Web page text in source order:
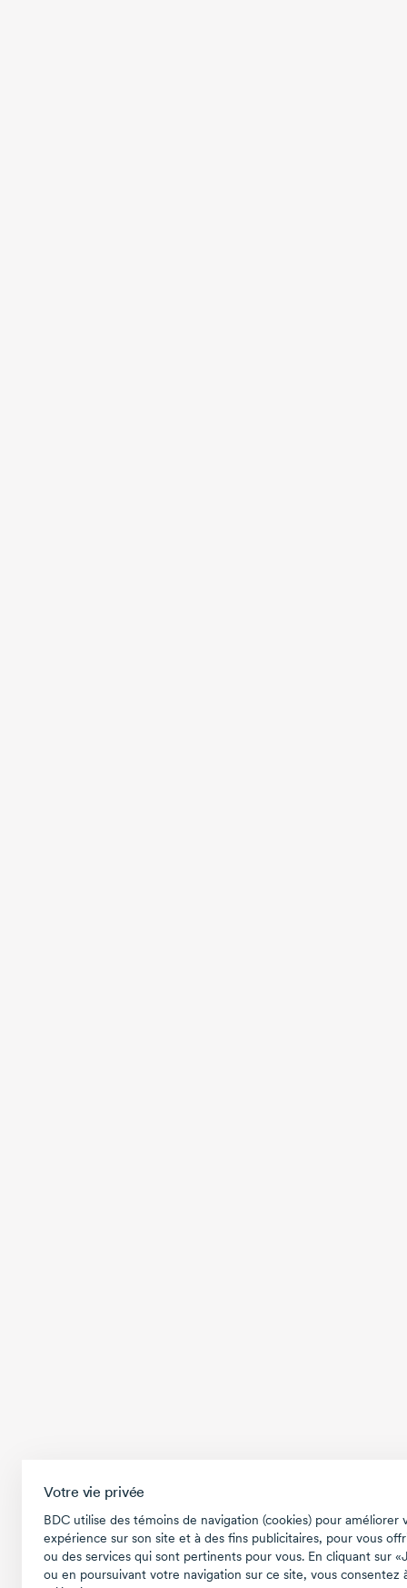
Votre vie privée
BDC utilise des témoins de navigation (cookies) pour améliorer
expérience sur son site et à des fins publicitaires, pour vous
ou des services qui sont pertinents pour vous. En cliquant sur
ou en poursuivant votre navigation sur ce site, vous consentez